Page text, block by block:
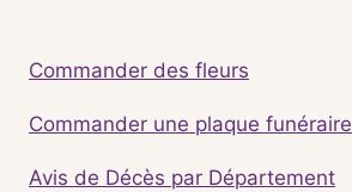
Commander des fleurs
Commander une plaque funéraire
Avis de Décès par Département